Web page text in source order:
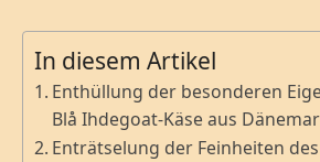
In diesem Artikel
Enthüllung der besonderen
Blå Ihdegoat-Käse aus
Enträtselung der Feinheiten